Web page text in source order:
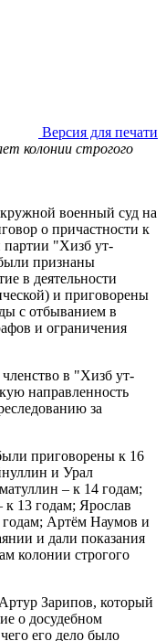
Версия для печати
колонии строгого
военный суд на
о причастности к
партии "Хизб ут-
признаны
в деятельности
и приговорены
с отбыванием в
и ограничения
в "Хизб ут-
направленность
за
приговорены к 16
и Урал
– к 14 годам;
13 годам; Ярослав
Артём Наумов и
и дали показания
колонии строгого
Зарипов, который
о досудебном
его дело было